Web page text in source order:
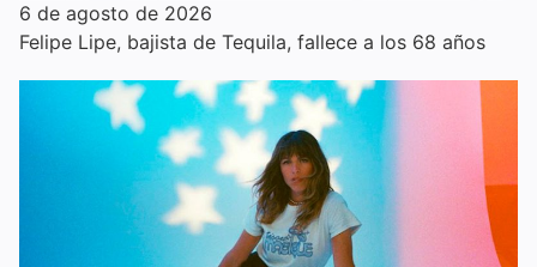
6 de agosto de 2026
Felipe Lipe, bajista de Tequila, fallece a los 68 años